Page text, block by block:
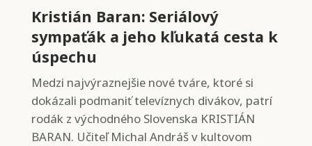
Kristián Baran: Seriálový
sympaťák a jeho kľukatá cesta k
úspechu
Medzi najvýraznejšie nové tváre, ktoré si
dokázali podmaniť televíznych divákov, patrí
rodák z východného Slovenska KRISTIÁN
BARAN. Učiteľ Michal Andráš v kultovom